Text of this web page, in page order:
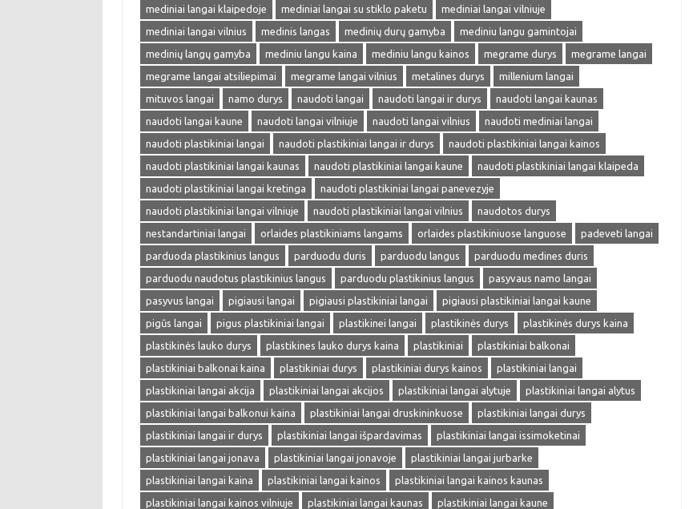
mediniai langai klaipedoje
mediniai langai su stiklo paketu
mediniai langai vilniuje
mediniai langai vilnius
medinis langas medinių durų gamyba
mediniu langu gamintojai
medinių langų gamyba
mediniu langu kaina mediniu langu kainos megrame durys
megrame langai
megrame langai atsiliepimai
megrame langai vilnius metalines durys
millenium langai
mituvos langai
namo durys naudoti langai naudoti langai ir durys
naudoti langai kaunas
naudoti langai kaune
naudoti langai vilniuje naudoti langai vilnius
naudoti mediniai langai
naudoti plastikiniai langai
naudoti plastikiniai langai ir durys
naudoti plastikiniai langai kainos
naudoti plastikiniai langai kaunas
naudoti plastikiniai langai kaune
naudoti plastikiniai langai klaipeda
naudoti plastikiniai langai kretinga
naudoti plastikiniai langai panevezyje
naudoti plastikiniai langai vilniuje
naudoti plastikiniai langai vilnius
naudotos durys
nestandartiniai langai
orlaides plastikiniams langams orlaides plastikiniuose languose
padeveti langai
parduoda plastikinius langus
parduodu duris parduodu langus
parduodu medines duris
parduodu naudotus plastikinius langus
parduodu plastikinius langus
pasyvaus namo langai
pasyvus langai
pigiausi langai pigiausi plastikiniai langai
pigiausi plastikiniai langai kaune
pigūs langai
pigus plastikiniai langai plastikinei langai plastikinės durys
plastikinės durys kaina
plastikinės lauko durys
plastikines lauko durys kaina plastikiniai
plastikiniai balkonai
plastikiniai balkonai kaina
plastikiniai durys plastikiniai durys kainos
plastikiniai langai
plastikiniai langai akcija
plastikiniai langai akcijos plastikiniai langai alytuje
plastikiniai langai alytus
plastikiniai langai balkonui kaina
plastikiniai langai druskininkuose
plastikiniai langai durys
plastikiniai langai ir durys
plastikiniai langai išpardavimas
plastikiniai langai issimoketinai
plastikiniai langai jonava
plastikiniai langai jonavoje
plastikiniai langai jurbarke
plastikiniai langai kaina
plastikiniai langai kainos
plastikiniai langai kainos kaunas
plastikiniai langai kainos vilniuje
plastikiniai langai kaunas
plastikiniai langai kaune